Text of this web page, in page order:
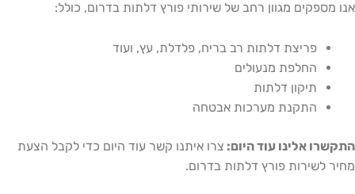
מגוון רחב של שירותי פורץ דלתות בדרום, כולל:
פריצת דלתות רב בריח, פלדלת, עץ, ועוד
החלפת מנעולים
תיקון דלתות
התקנת מערכות אבטחה
אלינו עוד היום:צרו איתנו קשר עוד היום כדי לקבל הצעת
פורץ דלתות בדרום.